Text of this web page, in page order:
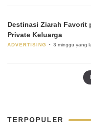
Destinasi Ziarah Favorit
Private Keluarga
ADVERTISING 3 minggu yang
TERPOPULER